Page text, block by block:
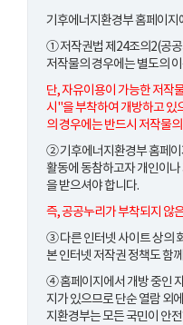
기후에너지환경부 홈페이지
① 저작권법 제24조의2(공공
저작물의 경우에는 별도의
단, 자유이용이 가능한 저작
시"을 부착하여 개방하고 있
의 경우에는 반드시 저작물
② 기후에너지환경부 홈페이
활동에 동참하고자 개인이
을 받으셔야 합니다.
즉, 공공누리가 부착되지 않
③ 다른 인터넷 사이트 상의
본 인터넷 저작권 정책도 함
④ 홈페이지에서 개방 중인
지가 있으므로 단순 열람 외
지환경부는 모든 국민이 안